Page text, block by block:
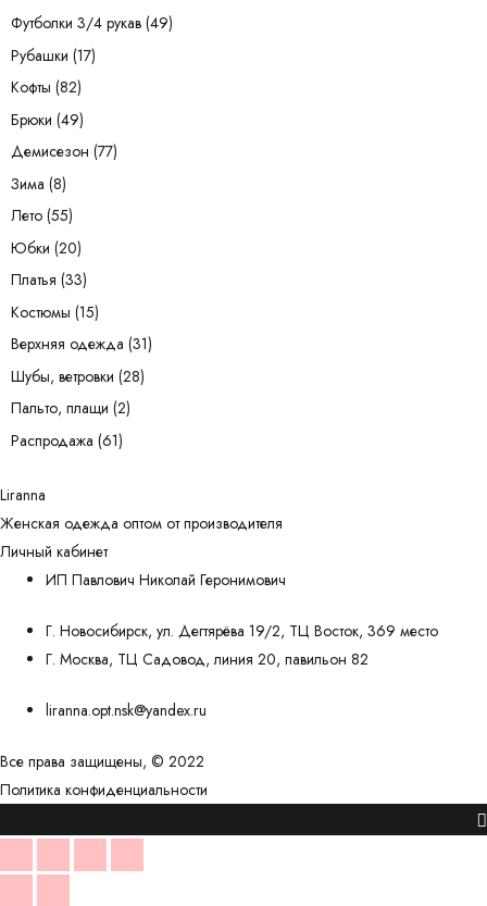
Футболки 3/4 рукав (49)
Рубашки (17)
Кофты (82)
Брюки (49)
Демисезон (77)
Зима (8)
Лето (55)
Юбки (20)
Платья (33)
Костюмы (15)
Верхняя одежда (31)
Шубы, ветровки (28)
Пальто, плащи (2)
Распродажа (61)
Liranna
Женская одежда оптом от производителя
Личный кабинет
ИП Павлович Николай Геронимович
Г. Новосибирск, ул. Дегтярёва 19/2, ТЦ Восток, 369 место
Г. Москва, ТЦ Садовод, линия 20, павильон 82
liranna.opt.nsk@yandex.ru
Все права защищены, © 2022
Политика конфиденциальности